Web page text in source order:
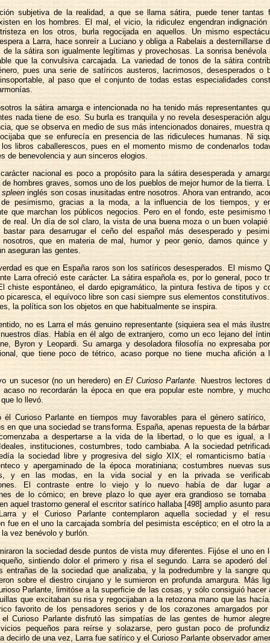
subjetiva de la realidad, a que se llama sátira, puede tener tantas
en los hombres. El mal, el vicio, la ridiculez engendran
en los otros, burla regocijada en aquellos. Un mismo
a Larra, hace sonreír a Luciano y obliga a Rabelais a desternillarse
de la sátira son igualmente legítimas y provechosas. La sonrisa benévola
que la convulsiva carcajada. La variedad de tonos de la sátira
pues una serie de satíricos austeros, lacrimosos, desesperados o
al paso que el conjunto de todas estas especialidades
la sátira amarga e intencionada no ha tenido más representantes
nada tiene de eso. Su burla es tranquila y no revela desesperación
que se observa en medio de sus más intencionados donaires, muestra
que se enfurecía en presencia de las ridiculeces humanas. Ni
los libros caballerescos, pues en el momento mismo de condenarlos
de benevolencia y aun sinceros elogios.
nacional es poco a propósito para la sátira desesperada y
de hombres graves, somos uno de los pueblos de mejor humor de la tierra.
spleen inglés son cosas inusitadas entre nosotros. Ahora van entrando,
pesimismo, gracias a la moda, a la influencia de los tiempos, y
que marchan los públicos negocios. Pero en el fondo, este pesimismo
de real. Un día de sol claro, la vista de una buena moza o un buen volapié
bastar para desarrugar el ceño del español más desesperado y
nosotros, que en materia de mal, humor y peor genio, damos quince
aseguran las gentes.
es que en España raros son los satíricos desesperados. El mismo
Larra ofreció este carácter. La sátira española es, por lo general, poco
chiste espontáneo, el dardo epigramático, la pintura festiva de tipos y
picaresca, el equívoco libre son casi siempre sus elementos
la política son los objetos en que habitualmente se inspira.
no es Larra el más genuino representante (siquiera sea el más
días. Había en él algo de extranjero, como un eco lejano del
Byron y Leopardi. Su amarga y desoladora filosofía no expresaba
que tiene poco de tétrico, acaso porque no tiene mucha afición a
un sucesor (no un heredero) enEl Curioso Parlante.
Nuestros lectores
acaso no recordarán la época en que era popular este nombre, y
lo llevó.
él Curioso Parlante en tiempos muy favorables para el género
en que una sociedad se transforma. España, apenas repuesta de la
a despertarse a la vida de la libertad, o lo que es igual, a
instituciones, costumbres, todo cambiaba. A la sociedad
la sociedad libre y progresiva del siglo XIX; el romanticismo batía
y apergaminado de la época moratiniana; costumbres nuevas
y en las modas, en la vida social y en la privada se
El contraste entre lo viejo y lo nuevo había de dar lugar a
de lo cómico; en breve plazo lo que ayer era grandioso se
aquel trastorno general el escritor satírico hallaba [498] amplio asunto
y el Curioso Parlante contemplaron aquella sociedad y el
fue en el uno la carcajada sombría del pesimista escéptico; en el otro la
vez benévolo y burlón.
la sociedad desde puntos de vista muy diferentes. Fijóse el uno en
sintiendo dolor el primero y risa el segundo. Larra se apoderó del
entrañas de la sociedad que analizaba, y la podredumbre y la sangre
sobre el diestro cirujano y le sumieron en profunda amargura. Más
Parlante, limitóse a la superficie de las cosas, y sólo consiguió hacer
que excitaban su risa y regocijaban a la retozona mano que las
favorito de los pensadores serios y de los corazones amargados
Curioso Parlante disfrutó las simpatías de las gentes de humor
pequeños para reírse y solazarse, pero gustan poco de
decirlo de una vez, Larra fue satírico y el Curioso Parlante observador